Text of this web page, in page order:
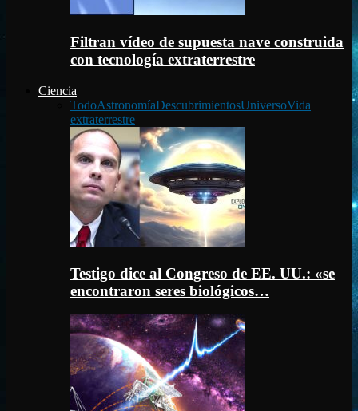
Filtran vídeo de supuesta nave construida
con tecnología extraterrestre
Ciencia
TodoAstronomíaDescubrimientosUniversoVida
extraterrestre
Testigo dice al Congreso de EE. UU.: «se
encontraron seres biológicos…